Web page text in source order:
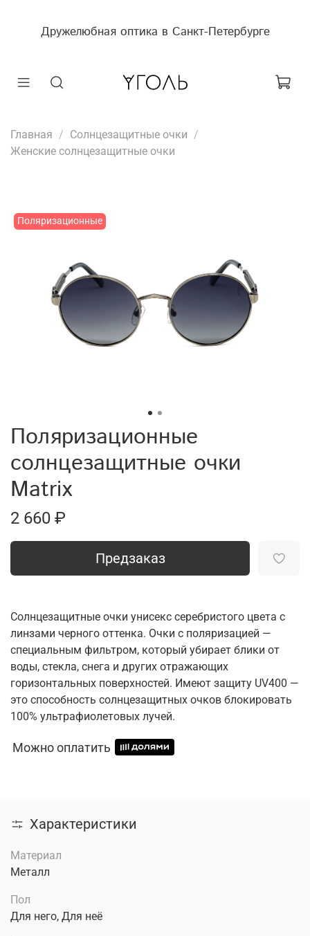
Дружелюбная оптика в Санкт-Петербурге
Главная
Солнцезащитные очки
Женские солнцезащитные очки
Поляризационные
Поляризационные
солнцезащитные очки
Matrix
2 660 ₽
Предзаказ
Солнцезащитные очки унисекс серебристого цвета с
линзами черного оттенка. Очки с поляризацией —
специальным фильтром, который убирает блики от
воды, стекла, снега и других отражающих
горизонтальных поверхностей. Имеют защиту UV400 —
это способность солнцезащитных очков блокировать
100% ультрафиолетовых лучей.
Можно оплатить
Характеристики
Материал
Металл
Пол
Для него, Для неё